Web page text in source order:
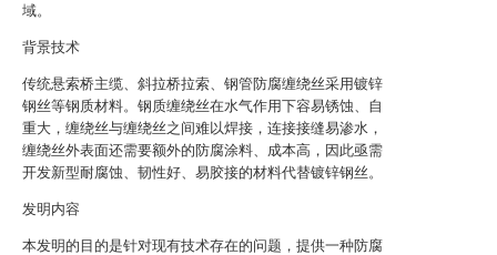
域。
背景技术
传统悬索桥主缆、斜拉桥拉索、钢管防腐缠绕丝采用镀锌
钢丝等钢质材料。钢质缠绕丝在水气作用下容易锈蚀、自
重大，缠绕丝与缠绕丝之间难以焊接，连接接缝易渗水，
缠绕丝外表面还需要额外的防腐涂料、成本高，因此亟需
开发新型耐腐蚀、韧性好、易胶接的材料代替镀锌钢丝。
发明内容
本发明的目的是针对现有技术存在的问题，提供一种防腐